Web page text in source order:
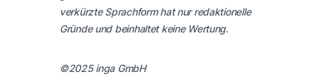
verkürzte Sprachform hat nur redaktionelle
Gründe und beinhaltet keine Wertung.
©2025 inga GmbH